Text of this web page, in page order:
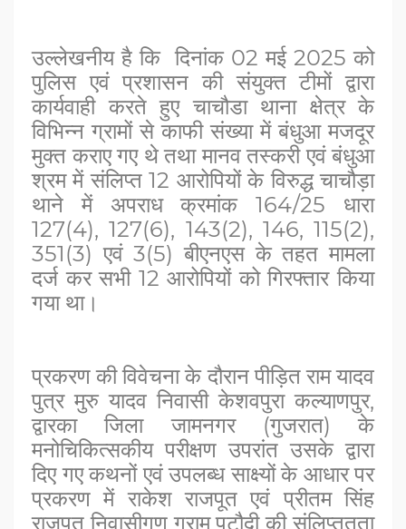
उल्लेखनीय है कि दिनांक 02 मई 2025 को
पुलिस एवं प्रशासन की संयुक्त टीमों द्वारा
कार्यवाही करते हुए चाचौडा थाना क्षेत्र के
विभिन्न ग्रामों से काफी संख्या में बंधुआ मजदूर
मुक्त कराए गए थे तथा मानव तस्करी एवं बंधुआ
श्रम में संलिप्त 12 आरोपियों के विरुद्ध चाचौड़ा
थाने में अपराध क्रमांक 164/25 धारा
127(4), 127(6), 143(2), 146, 115(2),
351(3) एवं 3(5) बीएनएस के तहत मामला
दर्ज कर सभी 12 आरोपियों को गिरफ्तार किया
गया था।
प्रकरण की विवेचना के दौरान पीड़ित राम यादव
पुत्र मुरु यादव निवासी केशवपुरा कल्याणपुर,
द्वारका जिला जामनगर (गुजरात) के
मनोचिकित्सकीय परीक्षण उपरांत उसके द्वारा
दिए गए कथनों एवं उपलब्ध साक्ष्यों के आधार पर
प्रकरण में राकेश राजपूत एवं प्रीतम सिंह
राजपूत निवासीगण ग्राम पटौदी की संलिप्ततता